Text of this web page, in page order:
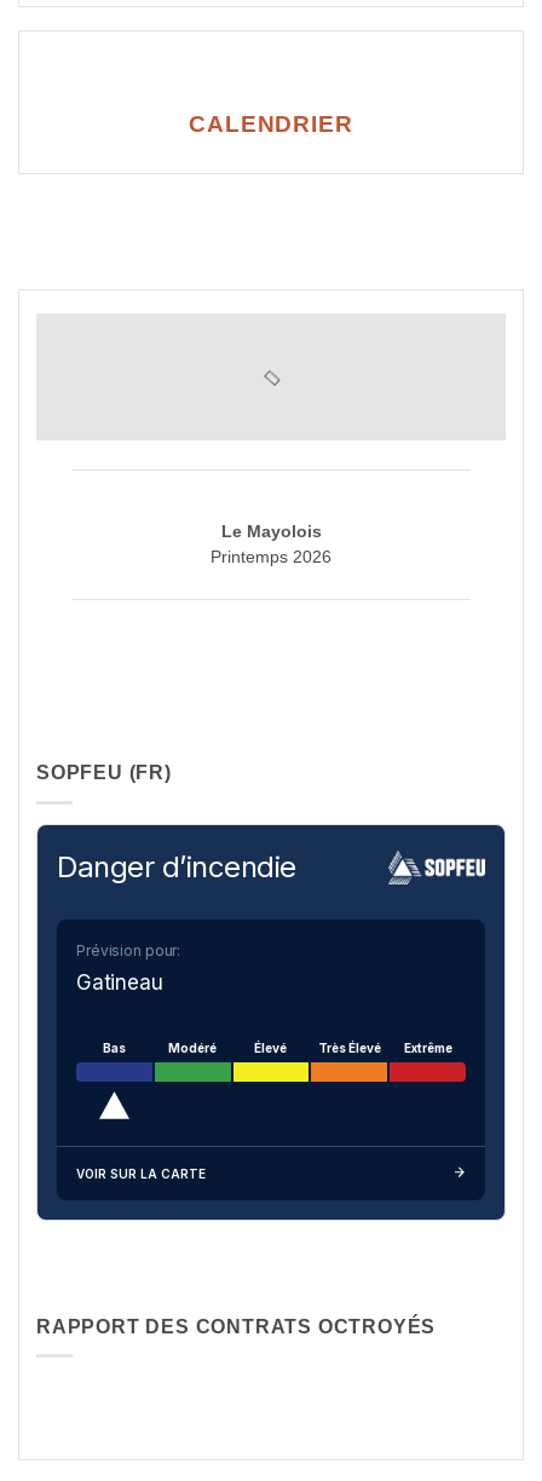
CALENDRIER
Le Mayolois
Printemps 2026
SOPFEU (FR)
Danger d’incendie
Prévision pour:
Gatineau
Bas Modéré Élevé Très Élevé Extrême
VOIR SUR LA CARTE
RAPPORT DES CONTRATS OCTROYÉS